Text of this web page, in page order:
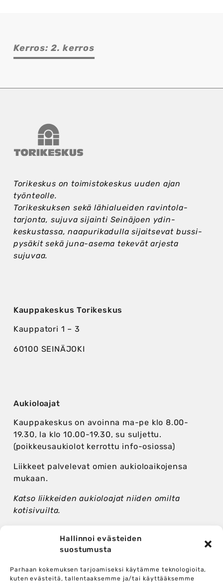
Hallinnoi evästeiden
suostumusta
Parhaan kokemuksen tarjoamiseksi käytämme teknologioita,
kuten evästeitä, tallentaaksemme ja/tai käyttääksemme
Kerros: 2. kerros
Torikeskus
Torikeskus on toimistokeskus uuden ajan
työnteolle.
Torikeskuksen sekä lähi­alueiden ravintola­
tarjonta, sujuva sijainti Seinäjoen ydin­
keskustassa, naapuri­kadulla sijaitsevat bussi­
pysäkit sekä juna-asema tekevät arjesta
sujuvaa.
Kauppakeskus Torikeskus
Kauppatori 1 – 3
60100 SEINÄJOKI
Aukioloajat
Kauppakeskus on avoinna ma-pe klo 8.00-
19.30, la klo 10.00-19.30, su suljettu.
(poikkeusaukiolot kerrottu info-osiossa)
Liikkeet palvelevat omien aukioloaikojensa
mukaan.
Katso liikkeiden aukioloajat niiden omilta
kotisivuilta.
Seuraa somessa